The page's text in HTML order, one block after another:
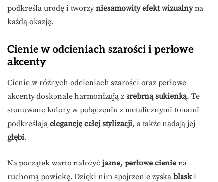
podkreśla urodę i tworzy niesamowity efekt wizualnyna
każdą okazję.
Cienie w odcieniach szarości i perłowe
akcenty
Cienie w różnych odcieniach szarości oraz perłowe
akcenty doskonale harmonizują z srebrną sukienką. Te
stonowane kolory w połączeniu z metalicznymi tonami
podkreślają elegancję całej stylizacji, a także nadają jej
głębi.
Na początek warto nałożyć jasne, perłowe cienie na
ruchomą powiekę. Dzięki nim spojrzenie zyska blaski